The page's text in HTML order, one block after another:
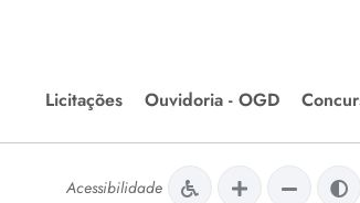
Licitações
Editais de Licitações
Ouvidoria - OGD
Meio Ambiente
Acessibilidade